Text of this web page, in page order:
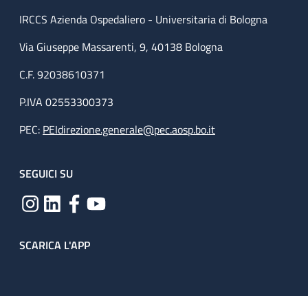
IRCCS Azienda Ospedaliero - Universitaria di Bologna
Via Giuseppe Massarenti, 9, 40138 Bologna
C.F. 92038610371
P.IVA 02553300373
PEC: PEIdirezione.generale@pec.aosp.bo.it
SEGUICI SU
SCARICA L'APP